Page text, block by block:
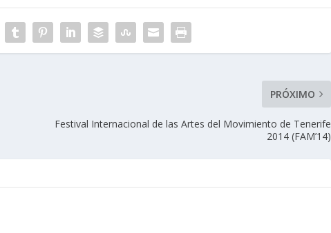
PRÓXIMO
Festival Internacional de las Artes del Movimiento de Tenerife
2014 (FAM’14)